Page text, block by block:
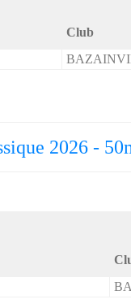
Club
2026 -